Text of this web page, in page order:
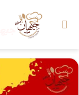
بحث عن